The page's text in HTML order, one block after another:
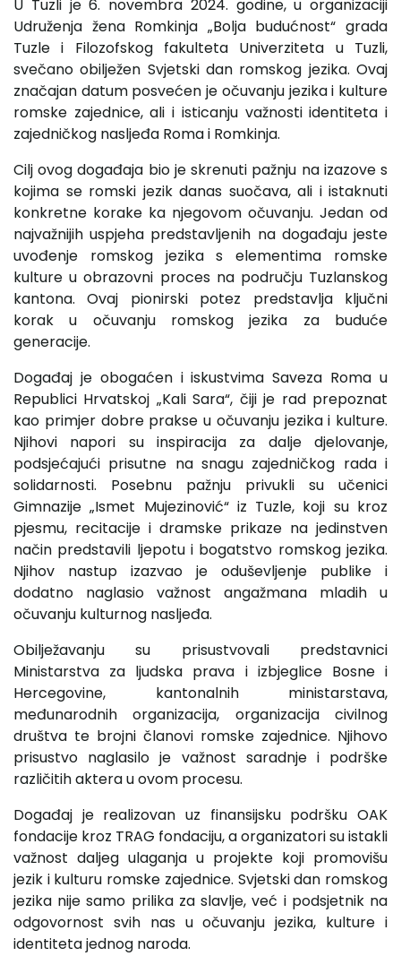
U Tuzli je 6. novembra 2024. godine, u organizaciji
Udruženja žena Romkinja „Bolja budućnost“ grada
Tuzle i Filozofskog fakulteta Univerziteta u Tuzli,
svečano obilježen Svjetski dan romskog jezika. Ovaj
značajan datum posvećen je očuvanju jezika i kulture
romske zajednice, ali i isticanju važnosti identiteta i
zajedničkog nasljeđa Roma i Romkinja.
Cilj ovog događaja bio je skrenuti pažnju na izazove s
kojima se romski jezik danas suočava, ali i istaknuti
konkretne korake ka njegovom očuvanju. Jedan od
najvažnijih uspjeha predstavljenih na događaju jeste
uvođenje romskog jezika s elementima romske
kulture u obrazovni proces na području Tuzlanskog
kantona. Ovaj pionirski potez predstavlja ključni
korak u očuvanju romskog jezika za buduće
generacije.
Događaj je obogaćen i iskustvima Saveza Roma u
Republici Hrvatskoj „Kali Sara“, čiji je rad prepoznat
kao primjer dobre prakse u očuvanju jezika i kulture.
Njihovi napori su inspiracija za dalje djelovanje,
podsjećajući prisutne na snagu zajedničkog rada i
solidarnosti. Posebnu pažnju privukli su učenici
Gimnazije „Ismet Mujezinović“ iz Tuzle, koji su kroz
pjesmu, recitacije i dramske prikaze na jedinstven
način predstavili ljepotu i bogatstvo romskog jezika.
Njihov nastup izazvao je oduševljenje publike i
dodatno naglasio važnost angažmana mladih u
očuvanju kulturnog nasljeđa.
Obilježavanju su prisustvovali predstavnici
Ministarstva za ljudska prava i izbjeglice Bosne i
Hercegovine, kantonalnih ministarstava,
međunarodnih organizacija, organizacija civilnog
društva te brojni članovi romske zajednice. Njihovo
prisustvo naglasilo je važnost saradnje i podrške
različitih aktera u ovom procesu.
Događaj je realizovan uz finansijsku podršku OAK
fondacije kroz TRAG fondaciju, a organizatori su istakli
važnost daljeg ulaganja u projekte koji promovišu
jezik i kulturu romske zajednice. Svjetski dan romskog
jezika nije samo prilika za slavlje, već i podsjetnik na
odgovornost svih nas u očuvanju jezika, kulture i
identiteta jednog naroda.